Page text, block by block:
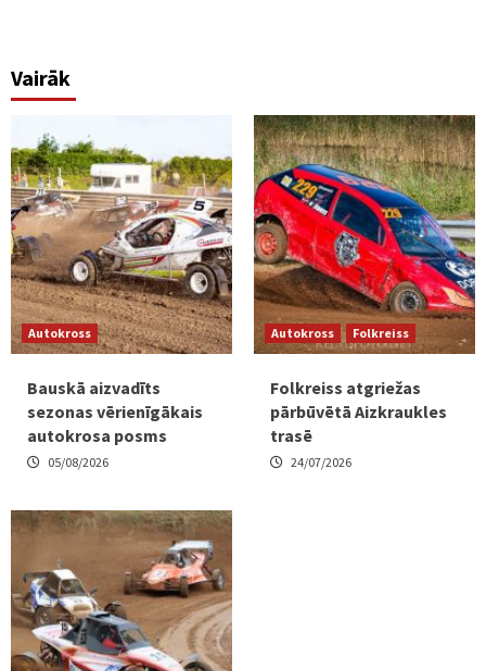
Vairāk
Autokross
Bauskā aizvadīts
sezonas vērienīgākais
autokrosa posms
05/08/2026
Autokross Folkreiss
Folkreiss atgriežas
pārbūvētā Aizkraukles
trasē
24/07/2026